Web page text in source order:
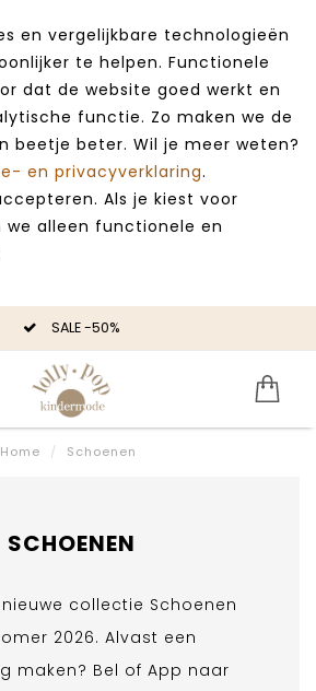
en vergelijkbare technologieën
te helpen. Functionele
dat de website goed werkt en
functie. Zo maken we de
beetje beter. Wil je meer weten?
en privacyverklaring.
Als je kiest voor
we alleen functionele en
SALE -50%
Home / Schoenen
SCHOENEN
collectie Schoenen
2026. Alvast een
maken? Bel of App naar